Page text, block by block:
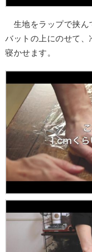
生地をラップで挟ん
バットの上にのせて
寝かせます。